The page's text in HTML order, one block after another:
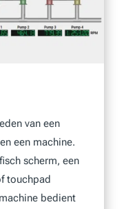
van een
een machine.
scherm, een
touchpad
bedient